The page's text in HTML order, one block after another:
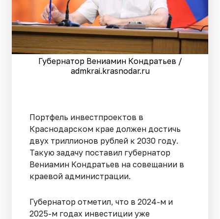
Губернатор Вениамин Кондратьев /
admkrai.krasnodar.ru
Портфель инвестпроектов в
Краснодарском крае должен достичь
двух триллионов рублей к 2030 году.
Такую задачу поставил губернатор
Вениамин Кондратьев на совещании в
краевой администрации.
Губернатор отметил, что в 2024-м и
2025-м годах инвестиции уже